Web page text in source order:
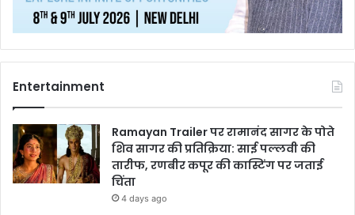
Entertainment
Ramayan Trailer पर रामानंद सागर के पोते
शिव सागर की प्रतिक्रिया: साई पल्लवी की
तारीफ, रणबीर कपूर की कास्टिंग पर जताई
चिंता
4 days ago